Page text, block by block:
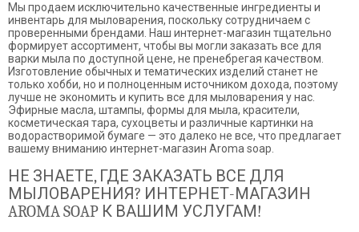
Мы продаем исключительно качественные ингредиенты и
инвентарь для мыловарения, поскольку сотрудничаем с
проверенными брендами. Наш интернет-магазин тщательно
формирует ассортимент, чтобы вы могли заказать все для
варки мыла по доступной цене, не пренебрегая качеством.
Изготовление обычных и тематических изделий станет не
только хобби, но и полноценным источником дохода, поэтому
лучше не экономить и купить все для мыловарения у нас.
Эфирные масла, штампы, формы для мыла, красители,
косметическая тара, сухоцветы и различные картинки на
водорастворимой бумаге — это далеко не все, что предлагает
вашему вниманию интернет-магазин Aroma soap.
НЕ ЗНАЕТЕ, ГДЕ ЗАКАЗАТЬ ВСЕ ДЛЯ
МЫЛОВАРЕНИЯ? ИНТЕРНЕТ-МАГАЗИН
AROMA SOAP К ВАШИМ УСЛУГАМ!